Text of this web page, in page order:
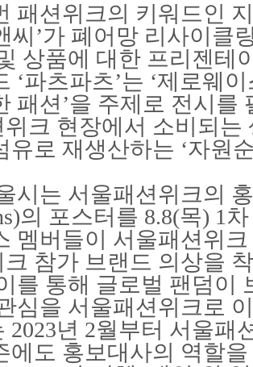
패션위크의 키워드인
씨’가 폐어망 리사이클
상품에 대한 프리젠테
‘파츠파츠’는 ‘제로웨
패션’을 주제로 전시를
크 현장에서 소비되는
유로 재생산하는 ‘자원
시는 서울패션위크의
의 포스터를 8.8(목) 1
멤버들이 서울패션위크
참가 브랜드 의상을
를 통해 글로벌 팬덤이
심을 서울패션위크로
2023년 2월부터 서울패
에도 홍보대사의 역할